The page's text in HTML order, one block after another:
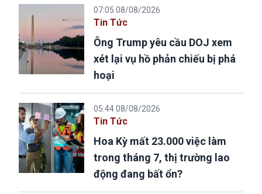
07:05 08/08/2026
Tin Tức
Ông Trump yêu cầu DOJ xem
xét lại vụ hồ phản chiếu bị phá
hoại
05:44 08/08/2026
Tin Tức
Hoa Kỳ mất 23.000 việc làm
trong tháng 7, thị trường lao
động đang bất ổn?